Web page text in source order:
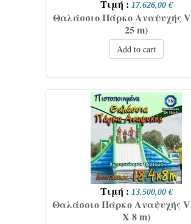
Τιμή : 17.626,00 €
Θαλάσσιο Πάρκο Αναψυχής
25 m)
Add to cart
Τιμή : 13.500,00 €
Θαλάσσιο Πάρκο Αναψυχής
Χ 8 m)